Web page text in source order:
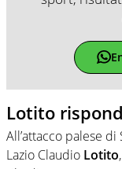
Lotito
All’attacco palese
Lazio Claudio Lotito